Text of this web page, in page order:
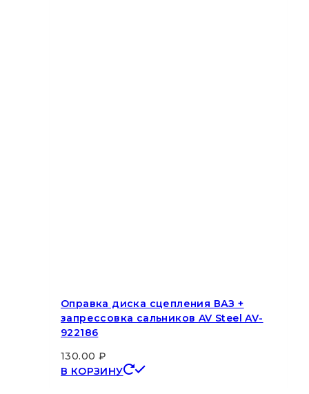
Оправка диска сцепления ВАЗ +
запрессовка сальников AV Steel AV-
922186
130.00 ₽
В КОРЗИНУ